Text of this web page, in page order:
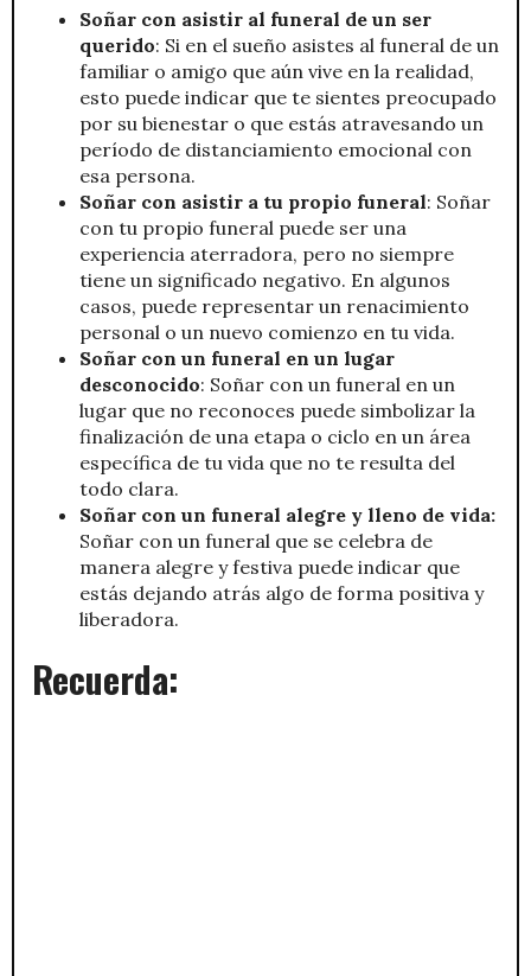
Soñar con asistir al funeral de un ser
querido: Si en el sueño asistes al funeral de un
familiar o amigo que aún vive en la realidad,
esto puede indicar que te sientes preocupado
por su bienestar o que estás atravesando un
período de distanciamiento emocional con
esa persona.
Soñar con asistir a tu propio funeral: Soñar
con tu propio funeral puede ser una
experiencia aterradora, pero no siempre
tiene un significado negativo. En algunos
casos, puede representar un renacimiento
personal o un nuevo comienzo en tu vida.
Soñar con un funeral en un lugar
desconocido: Soñar con un funeral en un
lugar que no reconoces puede simbolizar la
finalización de una etapa o ciclo en un área
específica de tu vida que no te resulta del
todo clara.
Soñar con un funeral alegre y lleno de vida:
Soñar con un funeral que se celebra de
manera alegre y festiva puede indicar que
estás dejando atrás algo de forma positiva y
liberadora.
Recuerda: